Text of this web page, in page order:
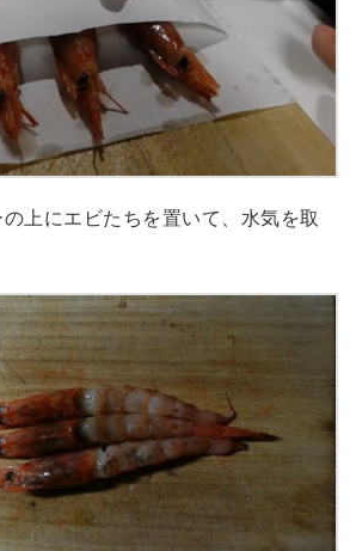
上にエビたちを置いて、水気を取